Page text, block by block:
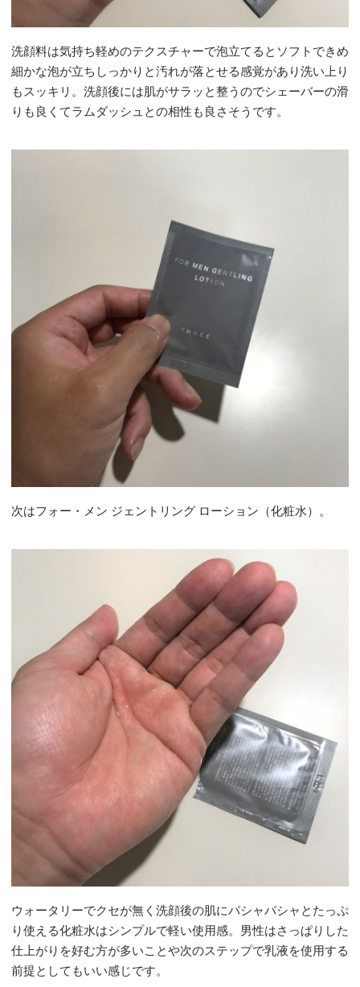
洗顔料は気持ち軽めのテクスチャーで泡立てるとソフトできめ
細かな泡が立ちしっかりと汚れが落とせる感覚があり洗い上り
もスッキリ。洗顔後には肌がサラッと整うのでシェーバーの滑
りも良くてラムダッシュとの相性も良さそうです。
次はフォー・メン ジェントリング ローション（化粧水）。
ウォータリーでクセが無く洗顔後の肌にパシャパシャとたっぷ
り使える化粧水はシンプルで軽い使用感。男性はさっぱりした
仕上がりを好む方が多いことや次のステップで乳液を使用する
前提としてもいい感じです。